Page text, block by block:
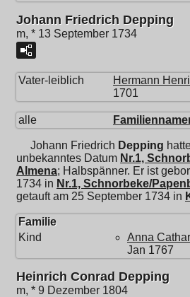
Johann Friedrich Depping
m, * 13 September 1734
Vater-leiblich Hermann
1701
alle
Johann Friedrich Depping
unbekanntes Datum Nr.1,
Almena; Halbspänner. Er ist
1734 in Nr.1, Schnorbeke/
getauft am 25 September 1734 in
Familie
Kind
Anna
Jan 1767
Heinrich Conrad Depping
m, * 9 Dezember 1804